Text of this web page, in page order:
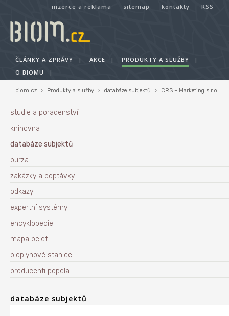
inzerce a reklama sitemap kontakty RSS
ČLÁNKY A ZPRÁVY | AKCE | PRODUKTY A SLUŽBY
|
O BIOMU
|
biom.cz › Produkty a služby › databáze subjektů › CRS – Marketing s.r.o.
studie a poradenství
knihovna
databáze subjektů
burza
zakázky a poptávky
odkazy
expertní systémy
encyklopedie
mapa pelet
bioplynové stanice
producenti popela
databáze subjektů